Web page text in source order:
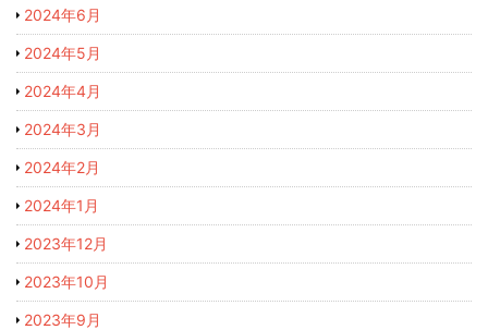
2024年6月
2024年5月
2024年4月
2024年3月
2024年2月
2024年1月
2023年12月
2023年10月
2023年9月